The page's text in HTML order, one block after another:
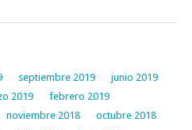
septiembre 2019
junio 2019
2019
febrero 2019
noviembre 2018
octubre 2018